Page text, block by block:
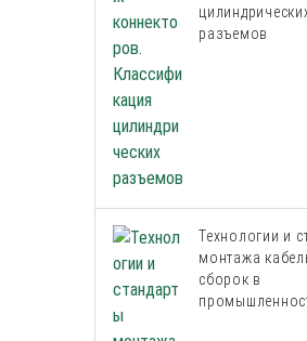
разъемов
Технологии и
монтажа
сборок в